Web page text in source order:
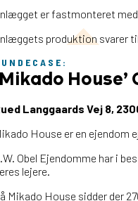
er fastmonteret
produktion svarer
Langgaards Vej 8,
House er en ejendom
Obel Ejendomme har i
lejere.
Mikado House sidder der